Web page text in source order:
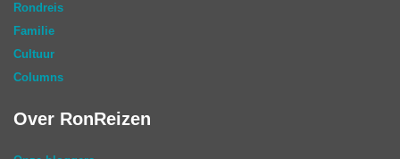
Rondreis
Familie
Cultuur
Columns
Over RonReizen